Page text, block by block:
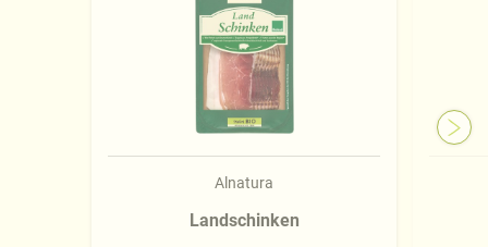
Alnatura
Landschinken